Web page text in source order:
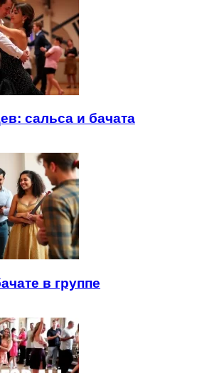
сальса и бачата
в группе